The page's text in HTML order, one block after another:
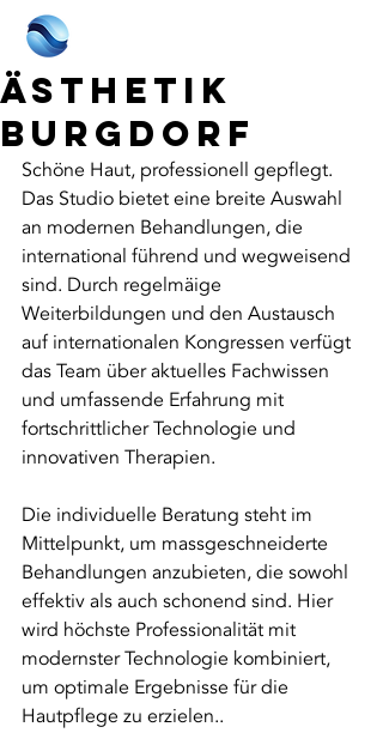
Ästhetik
Burgdorf
Schöne Haut, professionell gepflegt.
Das Studio bietet eine breite Auswahl
an modernen Behandlungen, die
international führend und wegweisend
sind. Durch regelmäige
Weiterbildungen und den Austausch
auf internationalen Kongressen verfügt
das Team über aktuelles Fachwissen
und umfassende Erfahrung mit
fortschrittlicher Technologie und
innovativen Therapien.
Die individuelle Beratung steht im
Mittelpunkt, um massgeschneiderte
Behandlungen anzubieten, die sowohl
effektiv als auch schonend sind. Hier
wird höchste Professionalität mit
modernster Technologie kombiniert,
um optimale Ergebnisse für die
Hautpflege zu erzielen..